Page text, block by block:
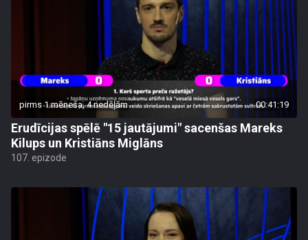
pirms 1 mēneša, 4 nedēļām 00:41:19
Erudīcijas spēlē "15 jautājumi" sacenšas Mareks
Kilups un Kristiāns Miglāns
107. epizode